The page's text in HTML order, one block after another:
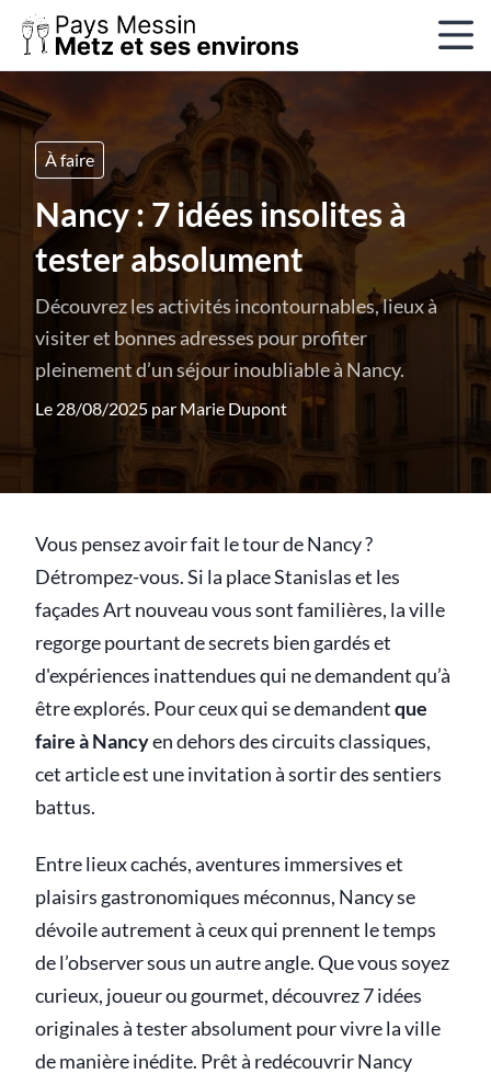
À faire
Nancy : 7 idées insolites à
tester absolument
Découvrez les activités incontournables, lieux à
visiter et bonnes adresses pour profiter
pleinement d’un séjour inoubliable à Nancy.
Le 28/08/2025 par Marie Dupont
Vous pensez avoir fait le tour de Nancy ?
Détrompez-vous. Si la place Stanislas et les
façades Art nouveau vous sont familières, la ville
regorge pourtant de secrets bien gardés et
d'expériences inattendues qui ne demandent qu’à
être explorés. Pour ceux qui se demandentque
faire à Nancyen dehors des circuits classiques,
cet article est une invitation à sortir des sentiers
battus.
Entre lieux cachés, aventures immersives et
plaisirs gastronomiques méconnus, Nancy se
dévoile autrement à ceux qui prennent le temps
de l’observer sous un autre angle. Que vous soyez
curieux, joueur ou gourmet, découvrez 7 idées
originales à tester absolument pour vivre la ville
de manière inédite. Prêt à redécouvrir Nancy